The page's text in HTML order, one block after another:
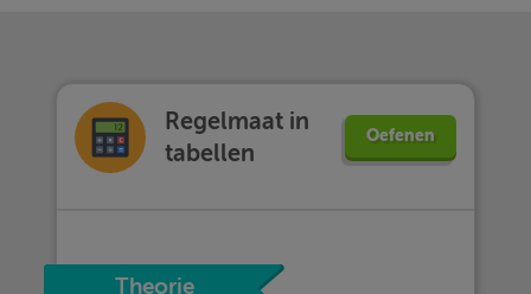
Regelmaat in
tabellen
Oefenen
Theorie